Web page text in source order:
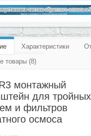
тройных систем и фильтров
Характеристики
товары (8)
монтажный
для тройных
и фильтров
осмоса